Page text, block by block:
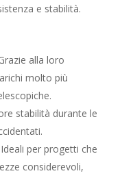
e stabilità.
alla loro
molto più
stabilità durante le
Ideali per progetti che
considerevoli,